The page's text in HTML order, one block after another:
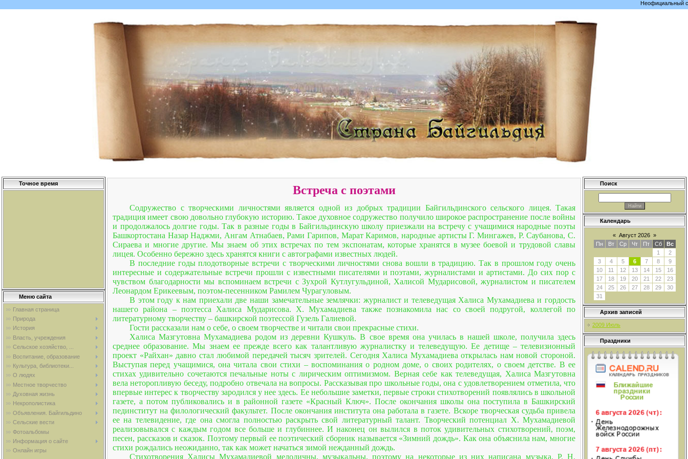
Неофициальный
Точное время
Меню сайта
Главная страница
Природа
История
Власть, учреждения
Сельское хозяйство, ...
Воспитание, образование
Культура, библиотеки...
О людях
Местное творчество
Духовная жизнь
Некрополистика
Объявления. Байгильдино
Сельские вести
Фотоальбомы
Информация о сайте
Онлайн игры
Встреча с поэтами
Содружество с творческими личностями является одной из добрых традиции Байгильдинского сельского лицея. Такая
традиция имеет свою довольно глубокую историю. Такое духовное содружество получило широкое распространение после войны
и продолжалось долгие годы. Так в разные годы в Байгильдинскую школу приезжали на встречу с учащимися народные поэты
Башкортостана Назар Наджми, Ангам Атнабаев, Рами Гарипов, Марат Каримов, народные артисты Г. Мингажев, Р. Саубанова, С.
Сираева и многие другие. Мы знаем об этих встречах по тем экспонатам, которые хранятся в музее боевой и трудовой славы
лицея. Особенно бережно здесь хранятся книги с автографами известных людей.
В последние годы плодотворные встречи с творческими личностями снова вошли в традицию. Так в прошлом году очень
интересные и содержательные встречи прошли с известными писателями и поэтами, журналистами и артистами. До сих пор с
чувством благодарности мы вспоминаем встречи с Зухрой Кутлугульдиной, Халисой Мударисовой, журналистом и писателем
Леонардом Ерикеевым, поэтом-песенником Рамилем Чурагуловым.
В этом году к нам приехали две наши замечательные землячки: журналист и телеведущая Халиса Мухамадиева и гордость
нашего района – поэтесса Халиса Мударисова. Х. Мухамадиева также познакомила нас со своей подругой, коллегой по
литературному творчеству – башкирской поэтессой Гузель Галиевой.
Гости рассказали нам о себе, о своем творчестве и читали свои прекрасные стихи.
Халиса Мазгутовна Мухамадиева родом из деревни Кушкуль. В свое время она училась в нашей школе, получила здесь
среднее образование. Мы знаем ее прежде всего как талантливую журналистку и телеведущую. Ее детище – телевизионный
проект «Райхан» давно стал любимой передачей тысяч зрителей. Сегодня Халиса Мухамадиева открылась нам новой стороной.
Выступая перед учащимися, она читала свои стихи – воспоминания о родном доме, о своих родителях, о своем детстве. В ее
стихах удивительно сочетаются печальные ноты с лирическим оптимизмом. Верная себе как телеведущая, Халиса Мазгутовна
вела неторопливую беседу, подробно отвечала на вопросы. Рассказывая про школьные годы, она с удовлетворением отметила, что
впервые интерес к творчеству зародился у нее здесь. Ее небольшие заметки, первые строки стихотворений появлялись в школьной
газете, а потом публиковались и в районной газете «Красный Ключ». После окончания школы она поступила в Башкирский
пединститут на филологический факультет. После окончания института она работала в газете. Вскоре творческая судьба привела
ее на телевидение, где она смогла полностью раскрыть свой литературный талант. Творческий потенциал Х. Мухамадиевой
реализовывался с каждым годом все больше и глубиннее. И наконец он вылился в поток удивительных стихотворений, поэм,
песен, рассказов и сказок. Поэтому первый ее поэтический сборник называется «Зимний дождь». Как она объяснила нам, многие
стихи рождались неожиданно, так как может начаться зимой нежданный дождь.
Стихотворения Халисы Мухамадиевой мелодичны, музыкальны, поэтому на некоторые из них написана музыка. Р. Н.
Поиск
Календарь
« Август 2026 »
Пн
Вт Ср Чт Пт Сб
Вс
1
2
3
4 5 6 7 8
9
10
11 12 13 14 15
16
17
18 19 20 21 22
23
24
25 26 27 28 29
30
31
Архив записей
2009 Июль
Праздники